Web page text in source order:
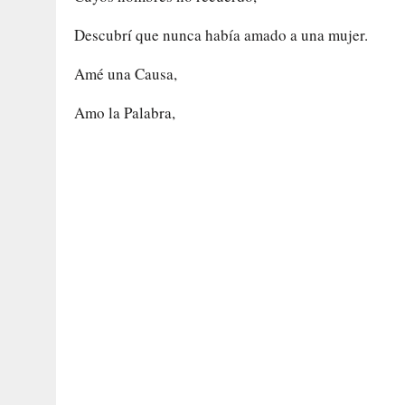
Descubrí que nunca había amado a una mujer.
Amé una Causa,
Amo la Palabra,